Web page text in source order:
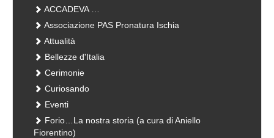
ACCADEVA …
Associazione PAS Pronatura Ischia
Attualità
Bellezze d'Italia
Cerimonie
Curiosando
Eventi
Forio…La nostra storia (a cura di Aniello
Fiorentino)